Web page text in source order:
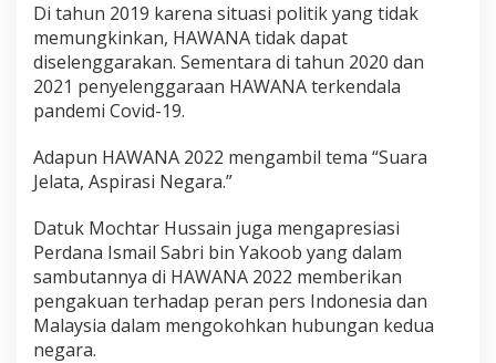
Di tahun 2019 karena situasi politik yang tidak
memungkinkan, HAWANA tidak dapat
diselenggarakan. Sementara di tahun 2020 dan
2021 penyelenggaraan HAWANA terkendala
pandemi Covid-19.
Adapun HAWANA 2022 mengambil tema “Suara
Jelata, Aspirasi Negara.”
Datuk Mochtar Hussain juga mengapresiasi
Perdana Ismail Sabri bin Yakoob yang dalam
sambutannya di HAWANA 2022 memberikan
pengakuan terhadap peran pers Indonesia dan
Malaysia dalam mengokohkan hubungan kedua
negara.